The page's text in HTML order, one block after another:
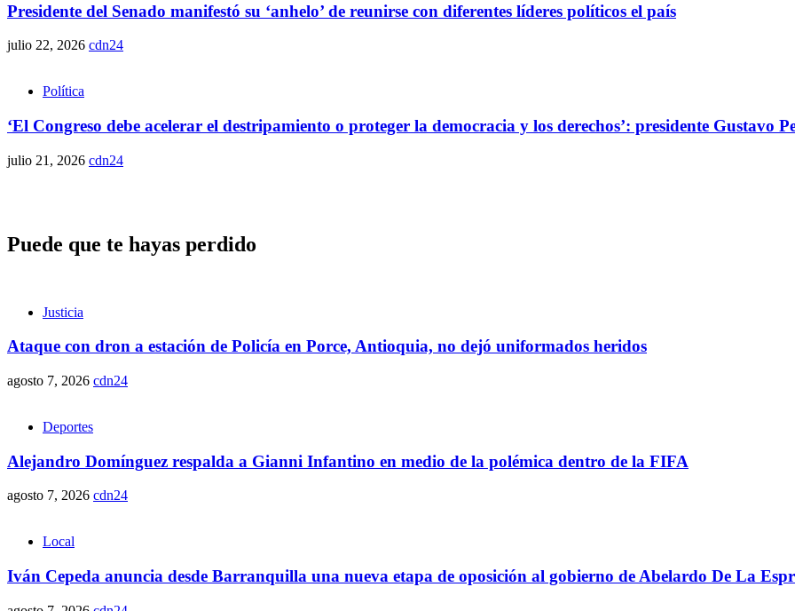
Presidente del Senado manifestó su ‘anhelo’ de reunirse con diferentes líderes políticos el país
julio 22, 2026 cdn24
Política
‘El Congreso debe acelerar el destripamiento o proteger la democracia y los derechos’: presidente Gustavo
julio 21, 2026 cdn24
Puede que te hayas perdido
Justicia
Ataque con dron a estación de Policía en Porce, Antioquia, no dejó uniformados heridos
agosto 7, 2026 cdn24
Deportes
Alejandro Domínguez respalda a Gianni Infantino en medio de la polémica dentro de la FIFA
agosto 7, 2026 cdn24
Local
Iván Cepeda anuncia desde Barranquilla una nueva etapa de oposición al gobierno de Abelardo De La